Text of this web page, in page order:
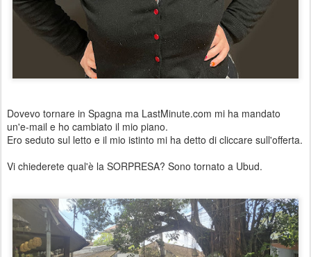
Dovevo tornare in Spagna ma LastMinute.com mi ha mandato
un'e-mail e ho cambiato il mio piano.
Ero seduto sul letto e il mio istinto mi ha detto di cliccare sull'offerta.
Vi chiederete qual'è la SORPRESA? Sono tornato a Ubud.